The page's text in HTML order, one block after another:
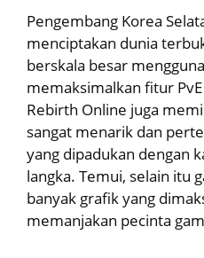
Pengembang Korea
menciptakan dunia
berskala besar
memaksimalkan fitur
Rebirth Online juga
sangat menarik dan
yang dipadukan dengan
langka. Temui, selain itu
banyak grafik yang
memanjakan pecinta